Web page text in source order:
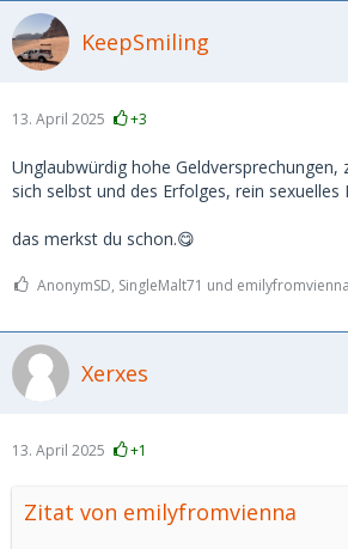
KeepSmiling
13. April 2025 +3
Unglaubwürdig hohe Geldversprechungen,
sich selbst und des Erfolges, rein sexuelles
das merkst du schon.😋
AnonymSD, SingleMalt71 und
Xerxes
13. April 2025 +1
Zitat von emilyfromvienna